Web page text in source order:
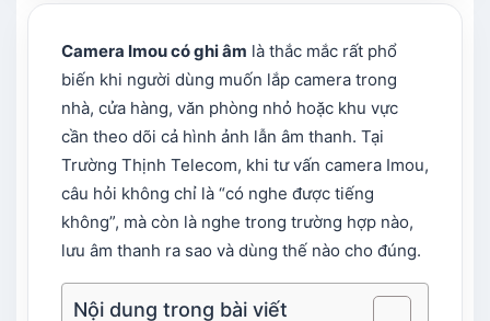
Camera Imou có ghi âm là thắc mắc rất phổ
biến khi người dùng muốn lắp camera trong
nhà, cửa hàng, văn phòng nhỏ hoặc khu vực
cần theo dõi cả hình ảnh lẫn âm thanh. Tại
Trường Thịnh Telecom, khi tư vấn camera Imou,
câu hỏi không chỉ là “có nghe được tiếng
không”, mà còn là nghe trong trường hợp nào,
lưu âm thanh ra sao và dùng thế nào cho đúng.
Nội dung trong bài viết